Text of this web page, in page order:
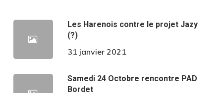
Les Harenois contre le projet Jazy
(?)
31 janvier 2021
Samedi 24 Octobre rencontre PAD
Bordet